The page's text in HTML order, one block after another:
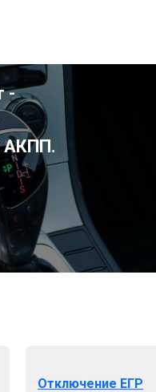
-
АКПП.
Отключение ЕГР